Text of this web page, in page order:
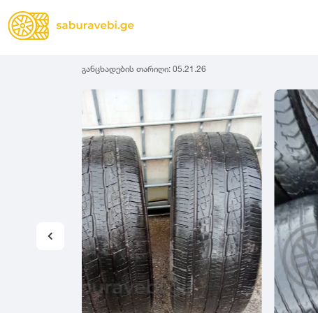
ზამთრის
ზაფხულის
ყველა სეზონის
სიგანე
31
35
37
135
145
სიმაღლე
10
12
25
30
35
Lassa
Michelin
Bridgestone
Continental
Goodyear
Pirelli
Dunlop
განცხადების თარიღი: 05.21.26